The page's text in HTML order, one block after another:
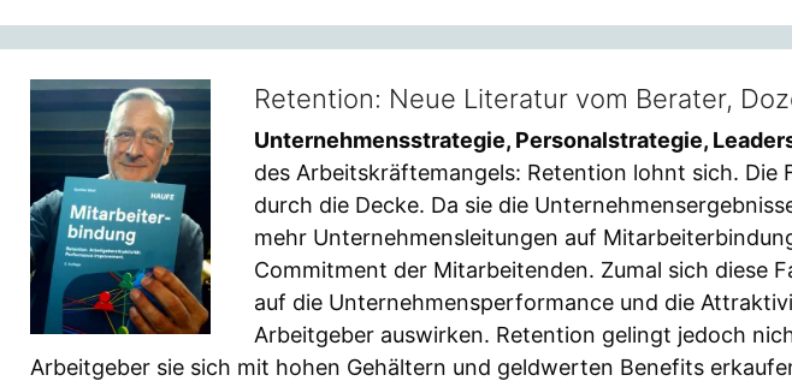
Retention: Neue Literatur vom Berater,
Unternehmensstrategie, Personalstrategie,
des Arbeitskräftemangels: Retention lohnt sich. Die
durch die Decke. Da sie die
mehr Unternehmensleitungen auf
Commitment der Mitarbeitenden. Zumal sich diese
auf die Unternehmensperformance und die
Arbeitgeber auswirken. Retention gelingt jedoch
Arbeitgeber sie sich mit hohen Gehältern und geldwerten Benefits